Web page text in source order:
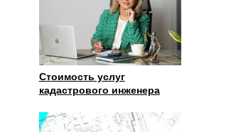
Стоимость услуг
кадастрового инженера